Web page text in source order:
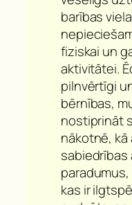
barības
fiziskai un
aktivitātei.
pilnvērtīgi
bērnības,
nostiprināt
nākotnē, kā
kas ir